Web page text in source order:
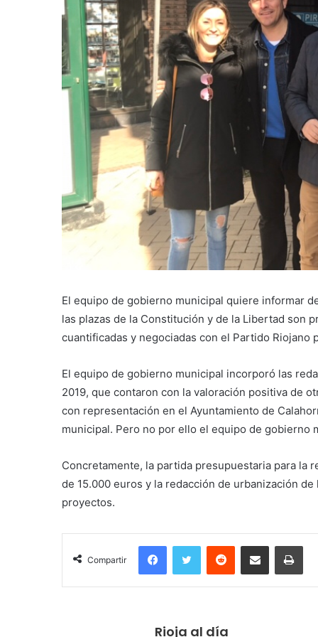
El equipo de gobierno municipal quiere informar
las plazas de la Constitución y de la Libertad son
cuantificadas y negociadas con el Partido
El equipo de gobierno municipal incorporó las
2019, que contaron con la valoración positiva de
con representación en el Ayuntamiento de
municipal. Pero no por ello el equipo de gobierno
Concretamente, la partida presupuestaria para la
de 15.000 euros y la redacción de urbanización
proyectos.
Compartir
Rioja al día